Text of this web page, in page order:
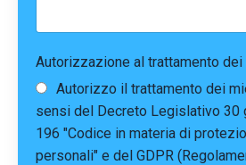
Autorizzazione al trattamento dei
Autorizzo il trattamento dei
sensi del Decreto Legislativo 30
196 "Codice in materia di
personali" e del GDPR